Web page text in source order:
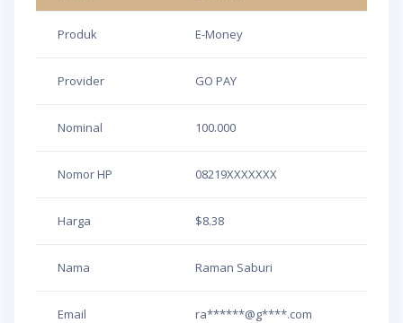
Produk E-Money
Provider GO PAY
Nominal 100.000
Nomor HP 08219XXXXXXX
Harga $8.38
Nama Raman Saburi
Email ra******@g****.com